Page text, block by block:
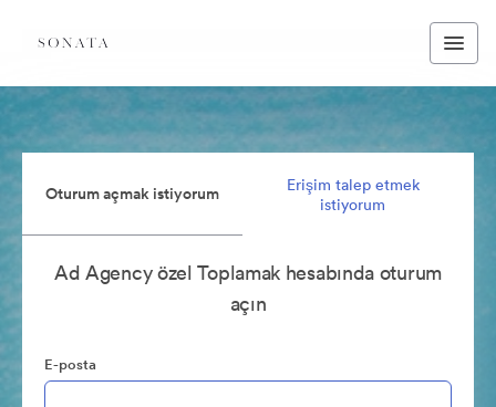
Oturum açmak istiyorum
Erişim talep etmek
istiyorum
Ad Agency özel Toplamak hesabında oturum
açın
E-posta